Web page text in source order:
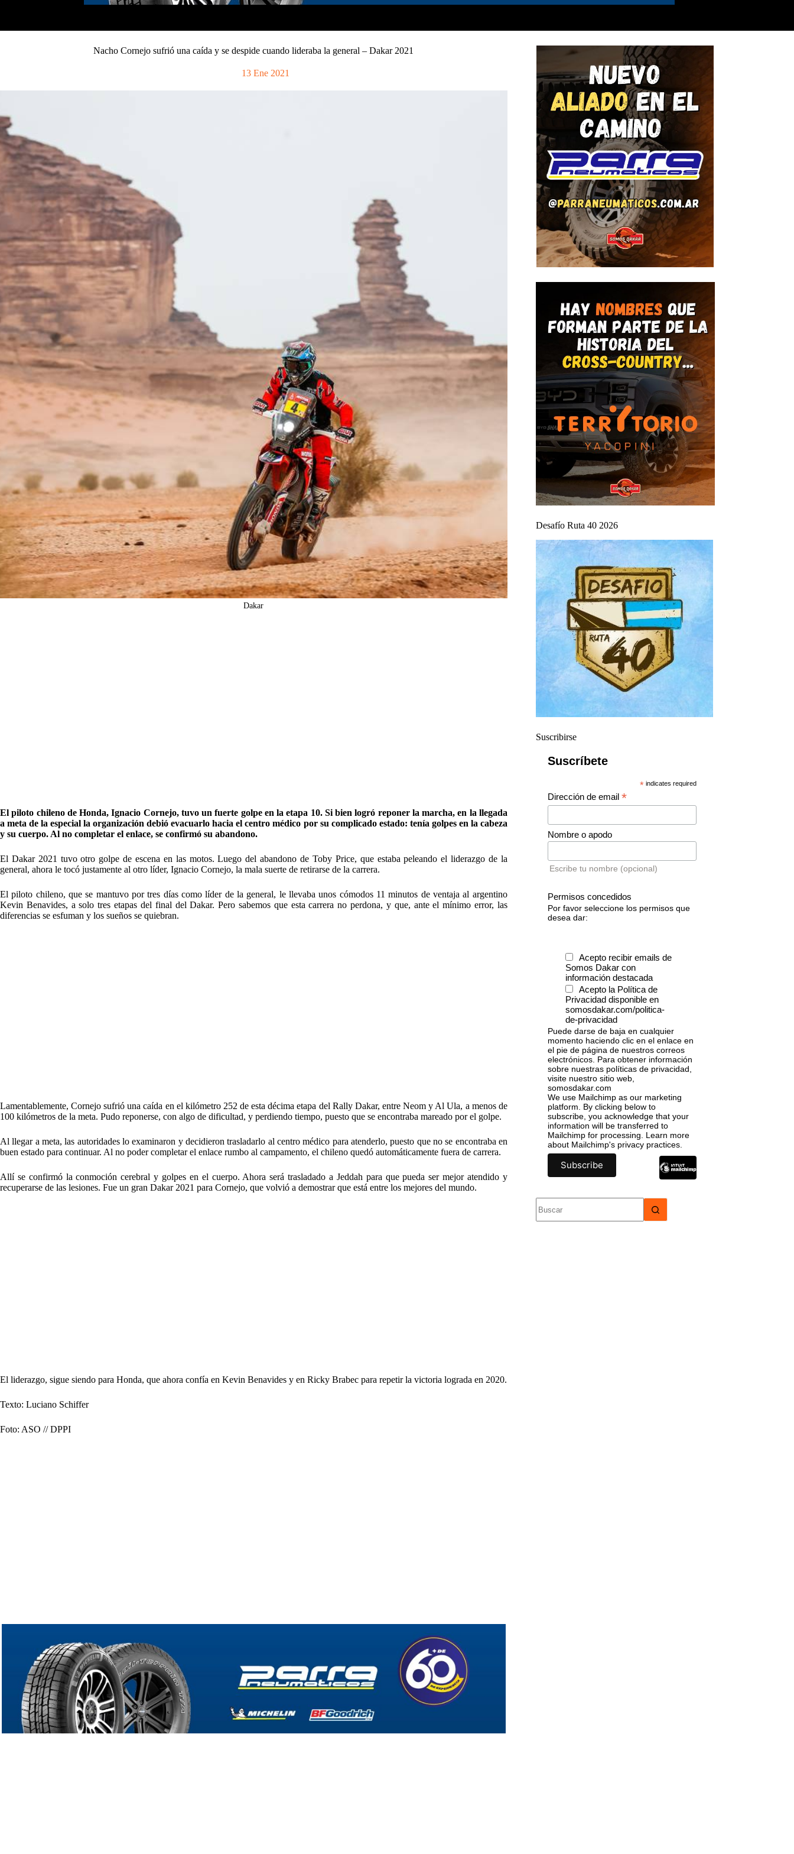
Nacho Cornejo sufrió una caída y se despide cuando lideraba la general – Dakar 2021
13 Ene 2021
Dakar
El piloto chileno de Honda, Ignacio Cornejo, tuvo un fuerte golpe en la etapa 10. Si bien logró reponer la marcha, en la llegada
a meta de la especial la organización debió evacuarlo hacia el centro médico por su complicado estado: tenía golpes en la cabeza
y su cuerpo. Al no completar el enlace, se confirmó su abandono.
El Dakar 2021 tuvo otro golpe de escena en las motos. Luego del abandono de Toby Price, que estaba peleando el liderazgo de la
general, ahora le tocó justamente al otro líder, Ignacio Cornejo, la mala suerte de retirarse de la carrera.
El piloto chileno, que se mantuvo por tres días como líder de la general, le llevaba unos cómodos 11 minutos de ventaja al argentino
Kevin Benavides, a solo tres etapas del final del Dakar. Pero sabemos que esta carrera no perdona, y que, ante el mínimo error, las
diferencias se esfuman y los sueños se quiebran.
Lamentablemente, Cornejo sufrió una caída en el kilómetro 252 de esta décima etapa del Rally Dakar, entre Neom y Al Ula, a menos de
100 kilómetros de la meta. Pudo reponerse, con algo de dificultad, y perdiendo tiempo, puesto que se encontraba mareado por el golpe.
Al llegar a meta, las autoridades lo examinaron y decidieron trasladarlo al centro médico para atenderlo, puesto que no se encontraba en
buen estado para continuar. Al no poder completar el enlace rumbo al campamento, el chileno quedó automáticamente fuera de carrera.
Allí se confirmó la conmoción cerebral y golpes en el cuerpo. Ahora será trasladado a Jeddah para que pueda ser mejor atendido y
recuperarse de las lesiones. Fue un gran Dakar 2021 para Cornejo, que volvió a demostrar que está entre los mejores del mundo.
El liderazgo, sigue siendo para Honda, que ahora confía en Kevin Benavides y en Ricky Brabec para repetir la victoria lograda en 2020.
Texto: Luciano Schiffer
Foto: ASO // DPPI
Desafío Ruta 40 2026
Suscribirse
Suscríbete
* indicates required
Dirección de email*
Nombre o apodo
Escribe tu nombre (opcional)
Permisos concedidos
Por favor seleccione los permisos que
desea dar:
Acepto recibir emails de
Somos Dakar con
información destacada
Acepto la Política de
Privacidad disponible en
somosdakar.com/politica-
de-privacidad
Puede darse de baja en cualquier
momento haciendo clic en el enlace en
el pie de página de nuestros correos
electrónicos. Para obtener información
sobre nuestras políticas de privacidad,
visite nuestro sitio web,
somosdakar.com
We use Mailchimp as our marketing
platform. By clicking below to
subscribe, you acknowledge that your
information will be transferred to
Mailchimp for processing. Learn more
about Mailchimp's privacy practices.